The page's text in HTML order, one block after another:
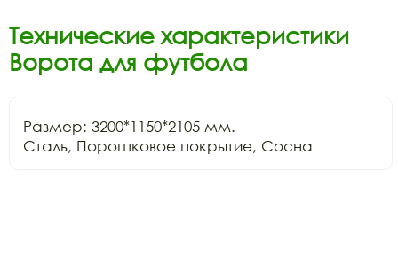
Технические характеристики
Ворота для футбола
Размер: 3200*1150*2105 мм.
Сталь, Порошковое покрытие, Сосна